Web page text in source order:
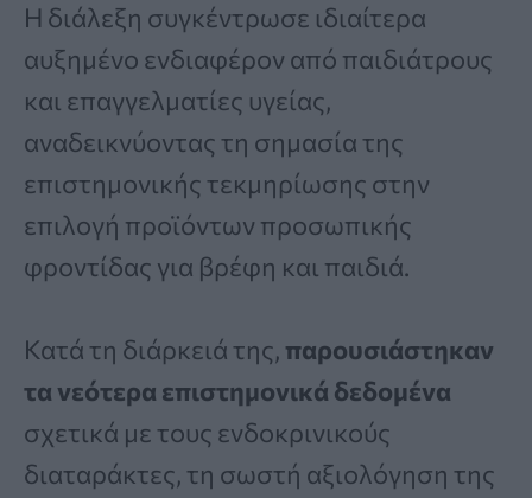
Η διάλεξη συγκέντρωσε ιδιαίτερα
αυξημένο ενδιαφέρον από παιδιάτρους
και επαγγελματίες υγείας,
αναδεικνύοντας τη σημασία της
επιστημονικής τεκμηρίωσης στην
επιλογή προϊόντων προσωπικής
φροντίδας για βρέφη και παιδιά.
Κατά τη διάρκειά της, παρουσιάστηκαν
τα νεότερα επιστημονικά δεδομένα
σχετικά με τους ενδοκρινικούς
διαταράκτες, τη σωστή αξιολόγηση της